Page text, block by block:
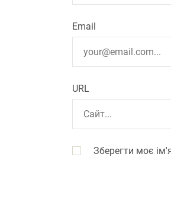
Email
URL
Зберегти моє